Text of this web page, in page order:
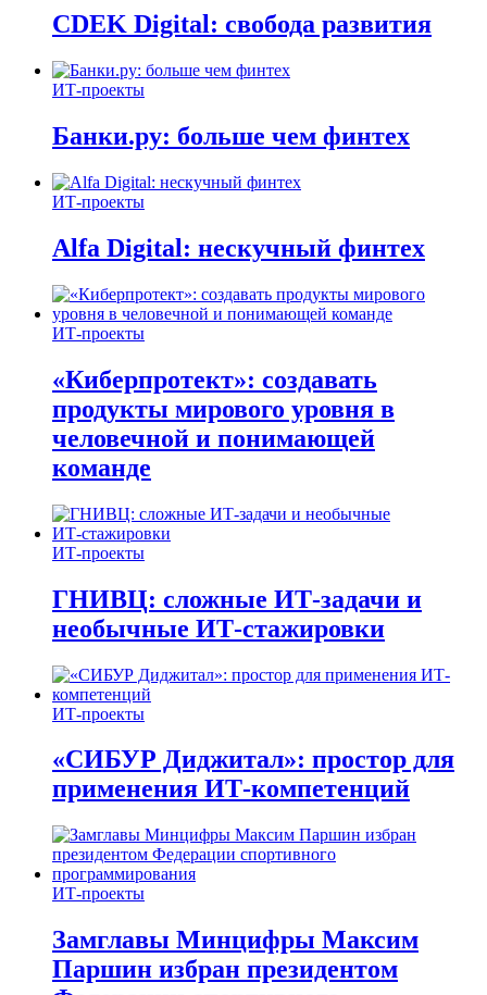
CDEK Digital: свобода развития
ИТ-проекты
Банки.ру: больше чем финтех
ИТ-проекты
Alfa Digital: нескучный финтех
ИТ-проекты
«Киберпротект»: создавать
продукты мирового уровня в
человечной и понимающей
команде
ИТ-проекты
ГНИВЦ: сложные ИТ‑задачи и
необычные ИТ‑стажировки
ИТ-проекты
«СИБУР Диджитал»: простор для
применения ИТ-компетенций
ИТ-проекты
Замглавы Минцифры Максим
Паршин избран президентом